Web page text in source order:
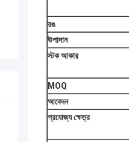
রঙ
উপাদান
স্টক আকার
MOQ
আবেদন
প্রযোজ্য ক্ষেত্র